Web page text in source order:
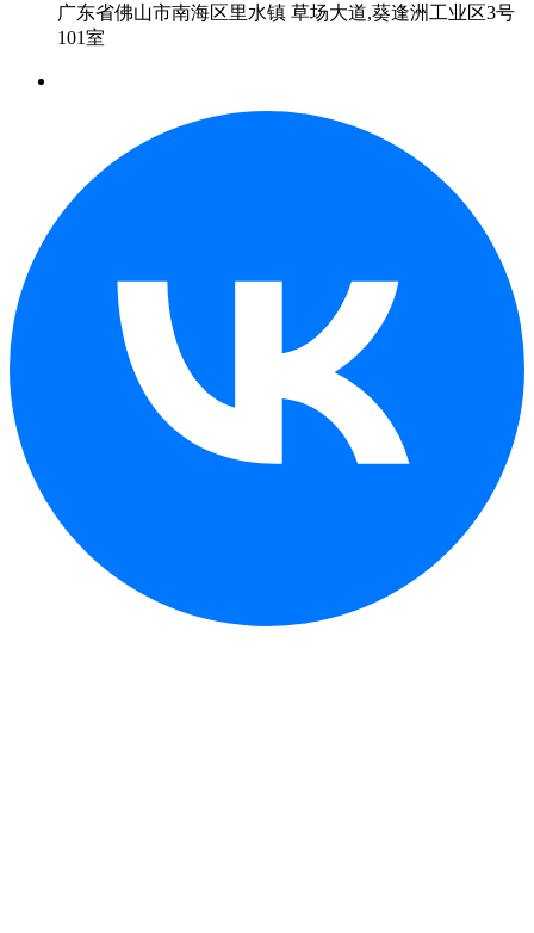
广东省佛山市南海区里水镇 草场大道,葵逢洲工业区3号
101室